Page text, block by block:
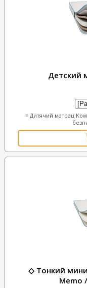
Детский
≡ Дитячий матрац
◇ Тонкий
Memo